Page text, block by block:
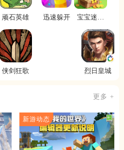
顽石英雄 迅速躲开
宝宝迷宫
侠剑狂歌 烈日皇城
更多 +
新游动态